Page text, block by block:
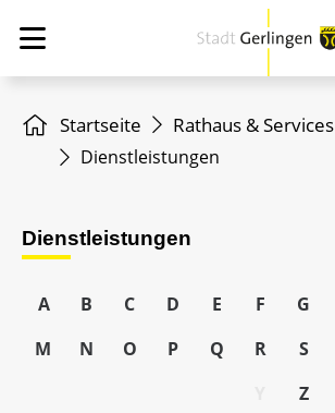
Startseite Rathaus & Services
Dienstleistungen
Dienstleistungen
A B C D E F G
M
N O P Q R S
Z